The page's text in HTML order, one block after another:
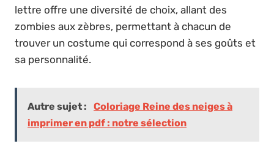
lettre offre une diversité de choix, allant des
zombies aux zèbres, permettant à chacun de
trouver un costume qui correspond à ses goûts et
sa personnalité.
Autre sujet :
Coloriage Reine des neiges à
imprimer en pdf : notre sélection